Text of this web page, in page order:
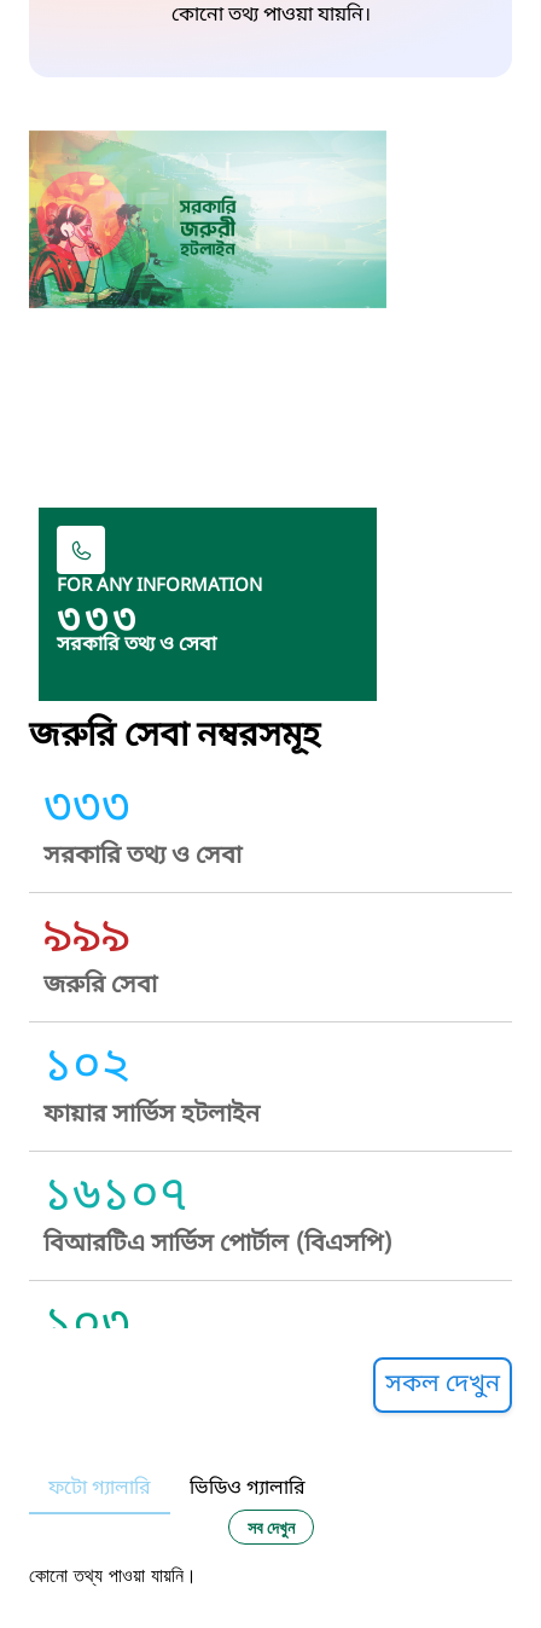
কোনো তথ্য পাওয়া যায়নি।
FOR ANY INFORMATION
৩৩৩
সরকারি তথ্য ও সেবা
জরুরি সেবা নম্বরসমূহ
৩৩৩
সরকারি তথ্য ও সেবা
৯৯৯
জরুরি সেবা
১০২
ফায়ার সার্ভিস হটলাইন
১৬১০৭
বিআরটিএ সার্ভিস পোর্টাল (বিএসপি)
১০৩
নারী ও শিশু নির্যাতন প্রতিরোধ
১০৬
সকল দেখুন
ফটো গ্যালারি ভিডিও গ্যালারি
সব দেখুন
কোনো তথ্য পাওয়া যায়নি।